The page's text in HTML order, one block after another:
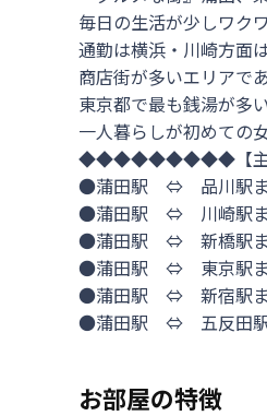
毎日の生活が少しワク
通勤は横浜・川崎方面
商店街が多いエリアで
東京都で最も銭湯が多
一人暮らしが初めての
◆◆◆◆◆◆◆◆◆【
●蒲田駅　⇔　品川駅
●蒲田駅　⇔　川崎駅
●蒲田駅　⇔　新橋駅
●蒲田駅　⇔　東京駅
●蒲田駅　⇔　新宿駅
●蒲田駅　⇔　五反田
お部屋の特徴